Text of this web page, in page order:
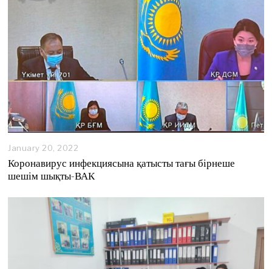
January 20, 2022
Коронавирус инфекциясына қатысты тағы бірнеше
шешім шықты-ВАК